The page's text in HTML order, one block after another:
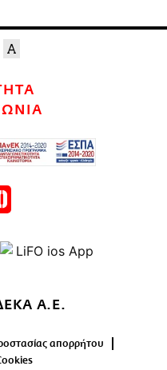
Α.Ε.
απορρήτου